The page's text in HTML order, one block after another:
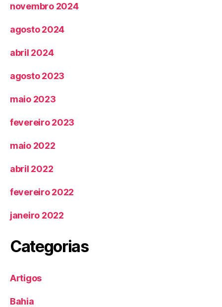
novembro 2024
agosto 2024
abril 2024
agosto 2023
maio 2023
fevereiro 2023
maio 2022
abril 2022
fevereiro 2022
janeiro 2022
Categorias
Artigos
Bahia